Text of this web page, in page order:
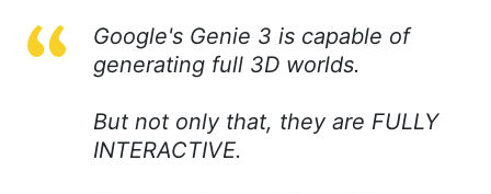
Google's Genie 3 is capable of
generating full 3D worlds.
But not only that, they are FULLY
INTERACTIVE.